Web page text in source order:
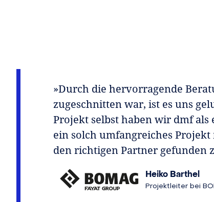
»Durch die hervorragende
zugeschnitten war, ist es uns
Projekt selbst haben wir dmf
ein solch umfangreiches
den richtigen Partner gefunden
Heiko Barthel
Projektleiter bei